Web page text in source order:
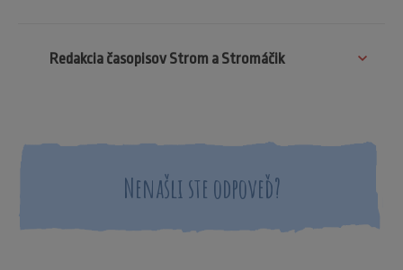
Redakcia časopisov Strom a Stromáčik
Nenašli ste odpoveď?